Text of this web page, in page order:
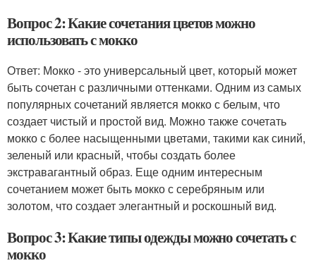
Вопрос 2: Какие сочетания цветов можно
использовать с мокко
Ответ: Мокко - это универсальный цвет, который может
быть сочетан с различными оттенками. Одним из самых
популярных сочетаний является мокко с белым, что
создает чистый и простой вид. Можно также сочетать
мокко с более насыщенными цветами, такими как синий,
зеленый или красный, чтобы создать более
экстравагантный образ. Еще одним интересным
сочетанием может быть мокко с серебряным или
золотом, что создает элегантный и роскошный вид.
Вопрос 3: Какие типы одежды можно сочетать с
мокко